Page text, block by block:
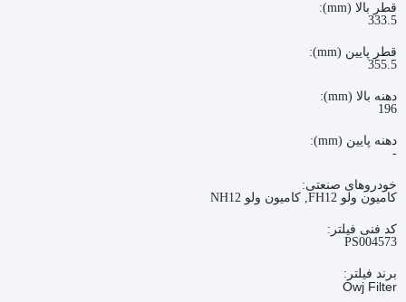
قطر بالا (mm):
333.5
قطر پایین (mm):
355.5
دهنه بالا (mm):
196
دهنه پایین (mm):
-
خودروهای صنعتی:
کاميون ولو FH12, کاميون ولو NH12
کد فنی فیلتر:
PS004573
برند فیلتر:
Owj Filter